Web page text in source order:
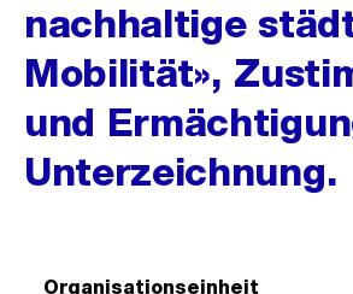
nachhaltige
Mobilität»,
und
Unterzeichnung.
Organisationseinheit